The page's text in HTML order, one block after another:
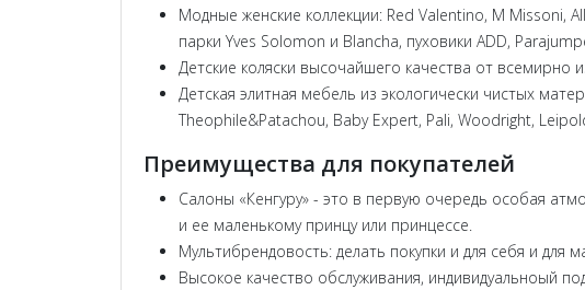
Модные женские коллекции: Red Valentino, M Missoni,
парки Yves Solomon и Blancha, пуховики ADD,
Детские коляски высочайшего качества от всемирно
Детская элитная мебель из экологически чистых
Theophile&Patachou, Baby Expert, Pali, Woodright,
Преимущества для покупателей
Салоны «Кенгуру» - это в первую очередь особая
и ее маленькому принцу или принцессе.
Мультибрендовость: делать покупки и для себя и
Высокое качество обслуживания, индивидуальноый